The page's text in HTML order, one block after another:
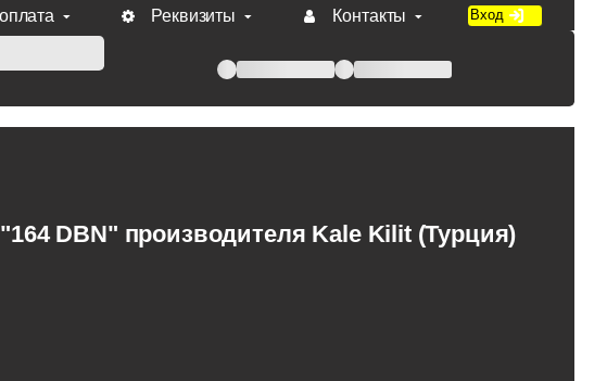
Реквизиты Контакты Вход
DBN" производителя Kale Kilit (Турция)